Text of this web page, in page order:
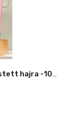
Kérastase Chroma Absolu Szett festett hajra -10%